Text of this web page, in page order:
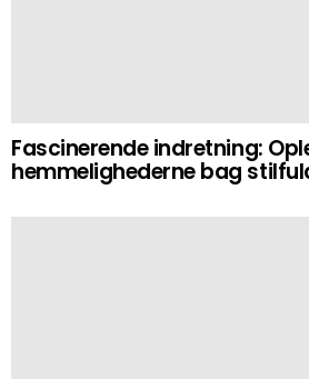
Fascinerende indretning:
hemmelighederne bag